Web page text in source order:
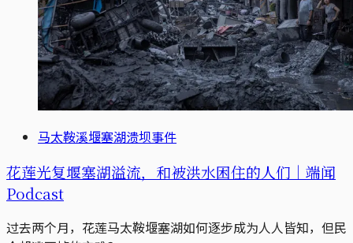
马太鞍溪堰塞湖溃坝事件
花莲光复堰塞湖溢流，和被洪水困住的人们｜端闻
Podcast
过去两个月，花莲马太鞍堰塞湖如何逐步成为人人皆知，但民